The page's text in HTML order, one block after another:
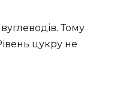
Тому
цукру не